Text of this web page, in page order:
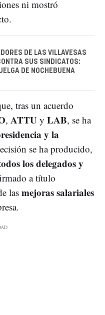
ni mostró
DE LAS VILLAVESAS
SUS SINDICATOS:
DE NOCHEBUENA
tras un acuerdo
, ATTU y LAB, se ha
y la
se ha producido,
los delegados y
a título
las mejoras salariales